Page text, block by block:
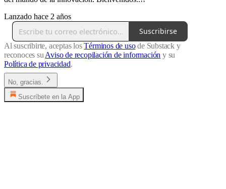
Lanzado hace 2 años
Suscribirse
Al suscribirte, aceptas losTérminos de usode Substack y
reconoces su Aviso de recopilación de información y su
Política de privacidad.
No, gracias.
Suscríbete en la App